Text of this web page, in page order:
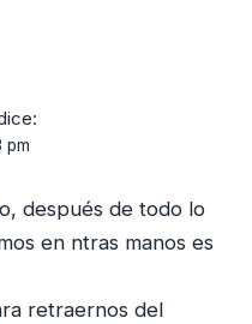
pm
después de todo lo
en ntras manos es
retraernos del